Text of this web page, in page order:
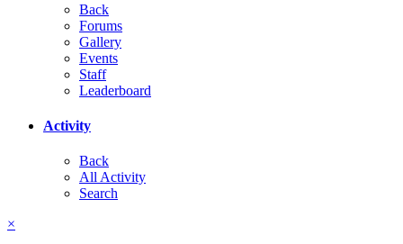
Back
Forums
Gallery
Events
Staff
Leaderboard
Activity
Back
All Activity
Search
×